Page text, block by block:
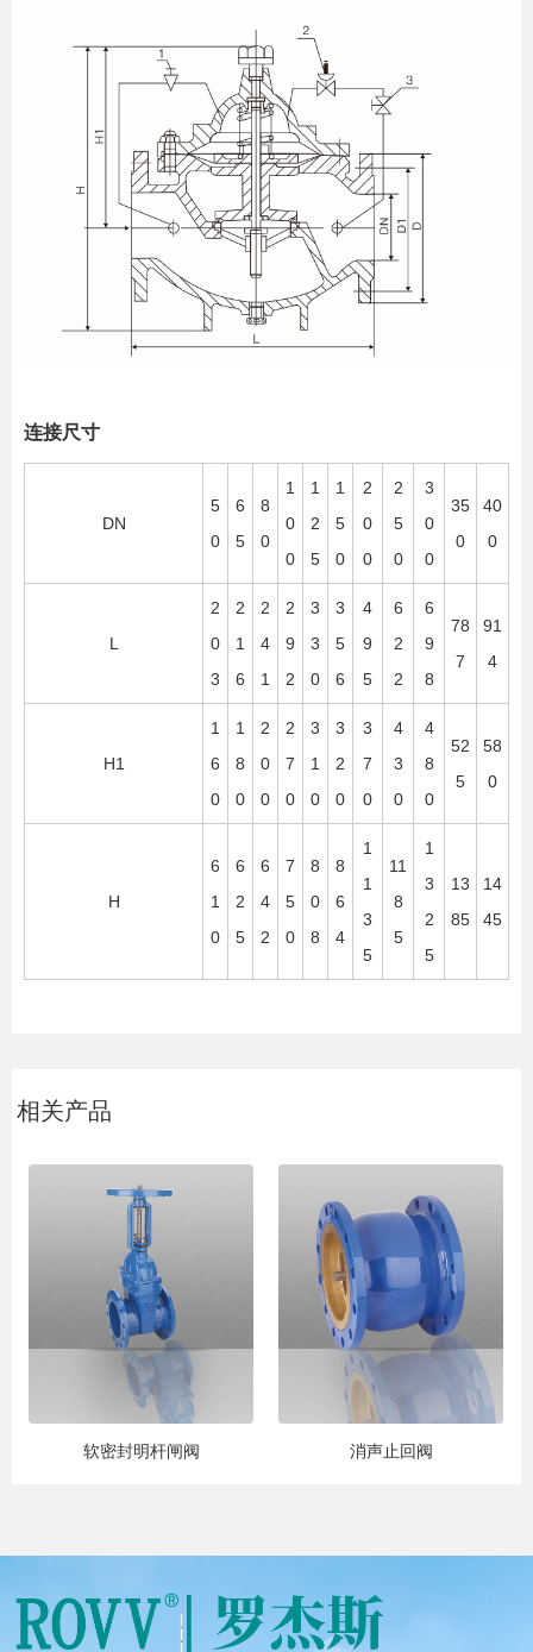
连接尺寸
DN
5
0
6
5
8
0
1
0
0
1
2
5
1
5
0
2
0
0
2
5
0
3
0
0
35
0
40
0
L
2
0
3
2
1
6
2
4
1
2
9
2
3
3
0
3
5
6
4
9
5
6
2
2
6
9
8
78
7
91
4
H1
1
6
0
1
8
0
2
0
0
2
7
0
3
1
0
3
2
0
3
7
0
4
3
0
4
8
0
52
5
58
0
H
6
1
0
6
2
5
6
4
2
7
5
0
8
0
8
8
6
4
1
1
3
5
11
8
5
1
3
2
5
13
85
14
45
相关产品
软密封明杆闸阀 消声止回阀